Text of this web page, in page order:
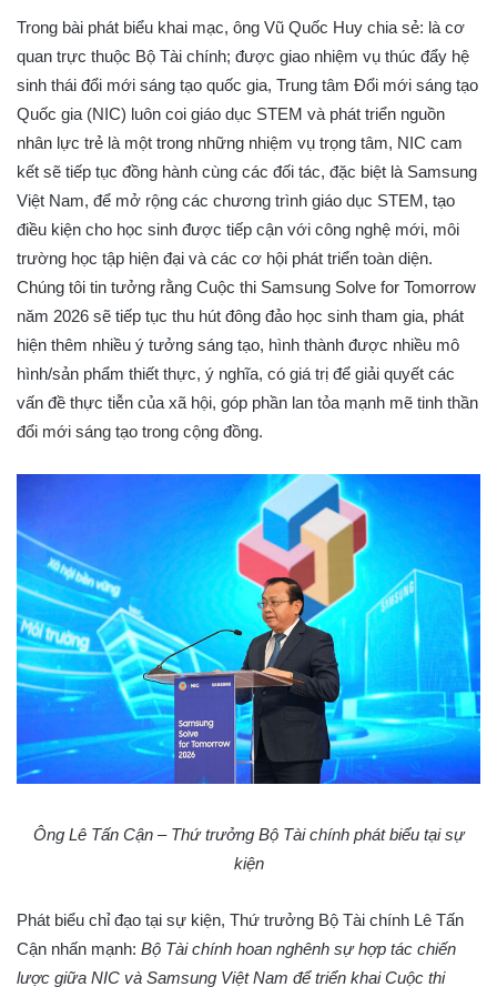
Trong bài phát biểu khai mạc, ông Vũ Quốc Huy chia sẻ: là cơ
quan trực thuộc Bộ Tài chính; được giao nhiệm vụ thúc đẩy hệ
sinh thái đổi mới sáng tạo quốc gia, Trung tâm Đổi mới sáng tạo
Quốc gia (NIC) luôn coi giáo dục STEM và phát triển nguồn
nhân lực trẻ là một trong những nhiệm vụ trọng tâm, NIC cam
kết sẽ tiếp tục đồng hành cùng các đối tác, đặc biệt là Samsung
Việt Nam, để mở rộng các chương trình giáo dục STEM, tạo
điều kiện cho học sinh được tiếp cận với công nghệ mới, môi
trường học tập hiện đại và các cơ hội phát triển toàn diện.
Chúng tôi tin tưởng rằng Cuộc thi Samsung Solve for Tomorrow
năm 2026 sẽ tiếp tục thu hút đông đảo học sinh tham gia, phát
hiện thêm nhiều ý tưởng sáng tạo, hình thành được nhiều mô
hình/sản phẩm thiết thực, ý nghĩa, có giá trị để giải quyết các
vấn đề thực tiễn của xã hội, góp phần lan tỏa mạnh mẽ tinh thần
đổi mới sáng tạo trong cộng đồng.
Ông Lê Tấn Cận – Thứ trưởng Bộ Tài chính phát biểu tại sự
kiện
Phát biểu chỉ đạo tại sự kiện, Thứ trưởng Bộ Tài chính Lê Tấn
Cận nhấn mạnh: Bộ Tài chính hoan nghênh sự hợp tác chiến
lược giữa NIC và Samsung Việt Nam để triển khai Cuộc thi